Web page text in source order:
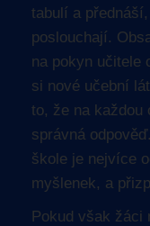
tabulí a
poslouchají.
na pokyn učitele
si nové učební
to, že na každou
správná
škole je nejvíce
myšlenek, a
Pokud však žáci